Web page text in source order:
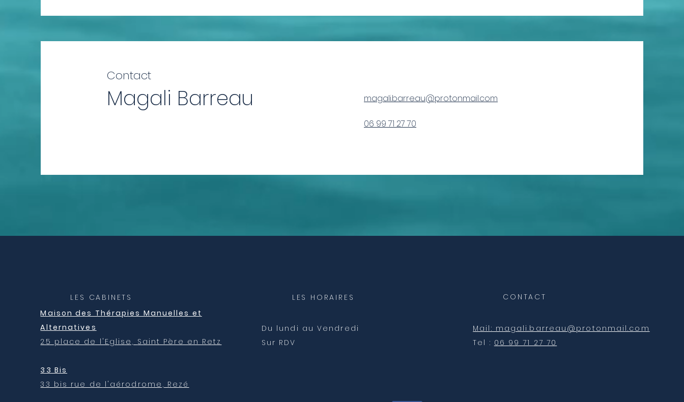
Magali Barreau
Contact
magali.barreau@protonmail.com
06 99 71 27 70
LES CABINETS
Maison des Thérapies Manuelles et
Alternatives
25 place de l'Eglise, Saint Père en Retz
33 Bis
33 bis rue de l'aérodrome, Rezé
LES HORAIRES
Du lundi au Vendredi
Sur RDV
CONTACT
Mail: magali.barreau@protonmail.com
Tel : 06 99 71 27 70